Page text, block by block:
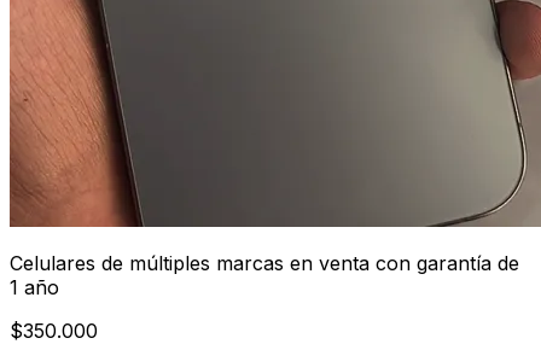
Celulares de múltiples marcas en venta con garantía de
1 año
$350.000